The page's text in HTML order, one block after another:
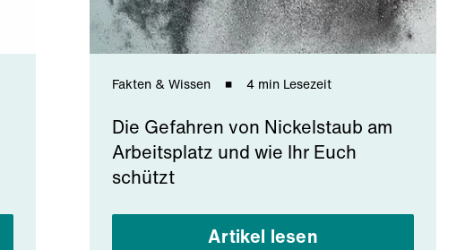
Fakten & Wissen 4 min Lesezeit
Die Gefahren von Nickelstaub am
Arbeitsplatz und wie Ihr Euch
schützt
Artikel lesen